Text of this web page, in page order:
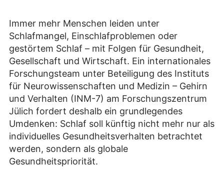
Immer mehr Menschen leiden unter
Schlafmangel, Einschlafproblemen oder
gestörtem Schlaf – mit Folgen für Gesundheit,
Gesellschaft und Wirtschaft. Ein internationales
Forschungsteam unter Beteiligung des Instituts
für Neurowissenschaften und Medizin – Gehirn
und Verhalten (INM-7) am Forschungszentrum
Jülich fordert deshalb ein grundlegendes
Umdenken: Schlaf soll künftig nicht mehr nur als
individuelles Gesundheitsverhalten betrachtet
werden, sondern als globale
Gesundheitspriorität.